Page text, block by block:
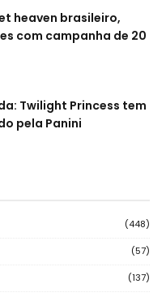
heaven brasileiro,
com campanha de 20
Twilight Princess tem
pela Panini
(448)
(57)
(137)